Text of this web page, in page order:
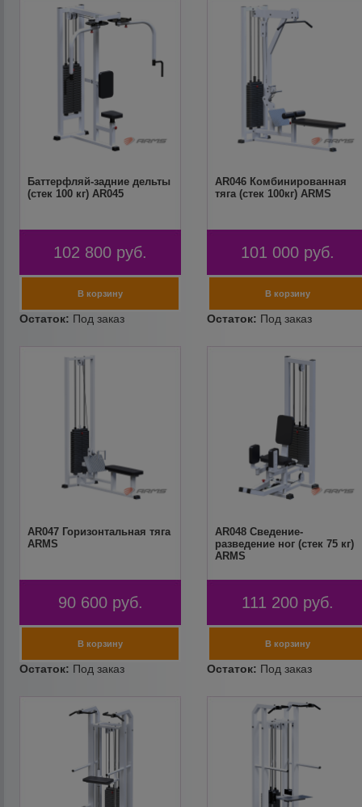
Баттерфляй-задние дельты
(стек 100 кг) AR045
102 800 руб.
AR046 Комбинированная
тяга (стек 100кг) ARMS
101 000 руб.
AR047 Горизонтальная тяга
ARMS
90 600 руб.
AR048 Сведение-
разведение ног (стек 75 кг)
ARMS
111 200 руб.